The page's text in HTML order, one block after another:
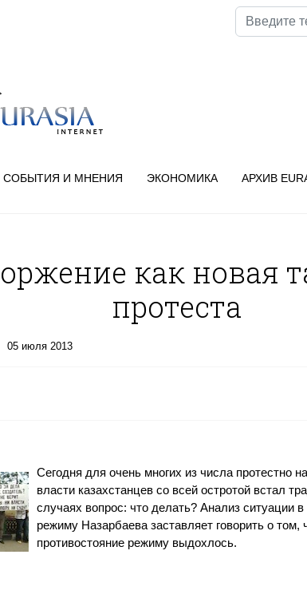
Поиск
СОБЫТИЯ И МНЕНИЯ ЭКОНОМИКА АРХИВ
как новая
протеста
05 июля 2013
Сегодня для очень многих из числа протестно
власти казахстанцев со всей остротой встал
случаях вопрос: что делать? Анализ ситуации в
режиму Назарбаева заставляет говорить о том,
противостояние режиму выдохлось.